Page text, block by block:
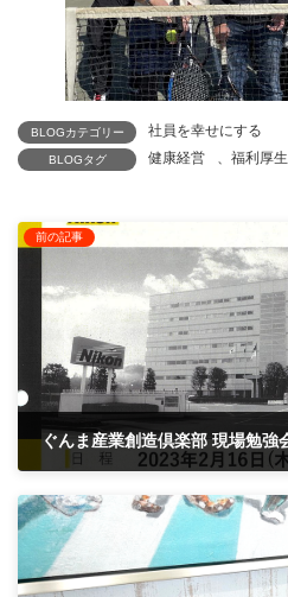
BLOGカテゴリー 社員を幸せにする
BLOGタグ 健康経営 福利厚生
前の記事